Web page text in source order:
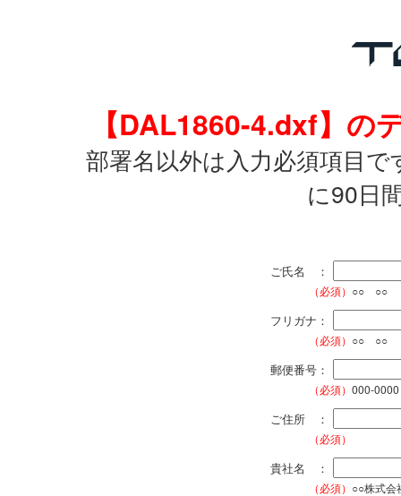
【DAL1860-4.dxf】の
部署名以外は入力必須項目
に90日
ご氏名 ：
（必須） ○○ ○○
フリガナ：
（必須） ○○ ○○
郵便番号：
（必須） 000-0000
ご住所 ：
（必須）
貴社名 ：
（必須） ○○株式会